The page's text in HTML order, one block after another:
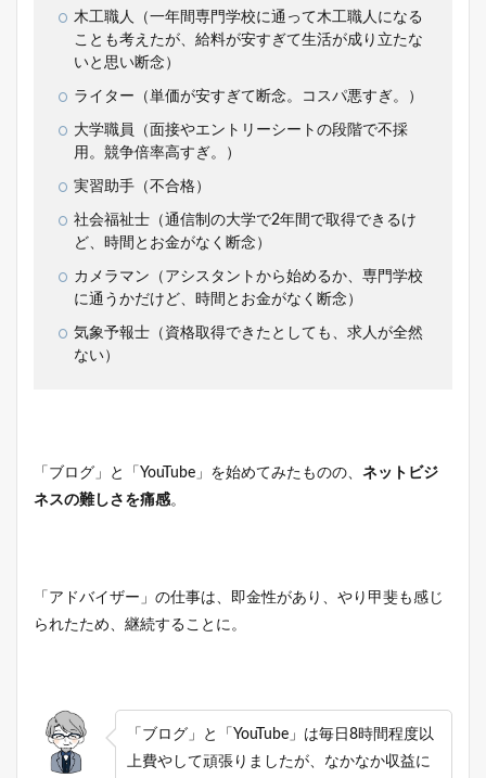
木工職人（一年間専門学校に通って木工職人になる
ことも考えたが、給料が安すぎて生活が成り立たな
いと思い断念）
ライター（単価が安すぎて断念。コスパ悪すぎ。）
大学職員（面接やエントリーシートの段階で不採
用。競争倍率高すぎ。）
実習助手（不合格）
社会福祉士（通信制の大学で2年間で取得できるけ
ど、時間とお金がなく断念）
カメラマン（アシスタントから始めるか、専門学校
に通うかだけど、時間とお金がなく断念）
気象予報士（資格取得できたとしても、求人が全然
ない）
「ブログ」と「YouTube」を始めてみたものの、 ネットビジ
ネスの難しさを痛感。
「アドバイザー」の仕事は、即金性があり、やり甲斐も感じ
られたため、継続することに。
「ブログ」と「YouTube」は毎日8時間程度以
上費やして頑張りましたが、なかなか収益に